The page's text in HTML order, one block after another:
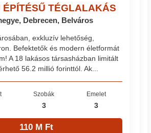
ÉPÍTÉSŰ TÉGLALAKÁS
Debrecen, Belváros
exkluzív lehetőség,
Befektetők és modern életformát
A 18 lakásos társasházban limitált
56.2 millió forinttól. Ak...
Szobák
3
Emelet
3
110 M Ft